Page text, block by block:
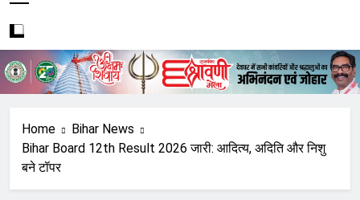
Home
Bihar News
Bihar Board 12th Result 2026 जारी: आदित्य, अदिति और निशु
बने टॉपर